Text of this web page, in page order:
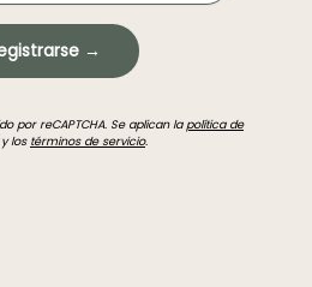
→
por reCAPTCHA. Se aplican la política de
los términos de servicio.